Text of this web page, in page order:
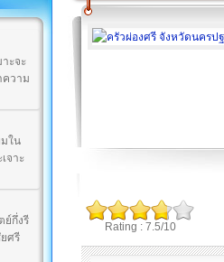
ะจะ
ความ
มใน
จาะ
ย์กึ่งรี
ศรี
Rating : 7.5/10